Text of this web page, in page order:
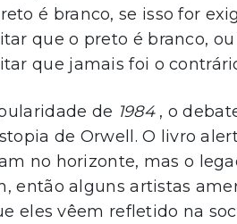
é branco, se isso for
que o preto é branco,
que jamais foi o
de 1984, o
de Orwell. O livro
no horizonte, mas o
então alguns artistas
eles vêem refletido na